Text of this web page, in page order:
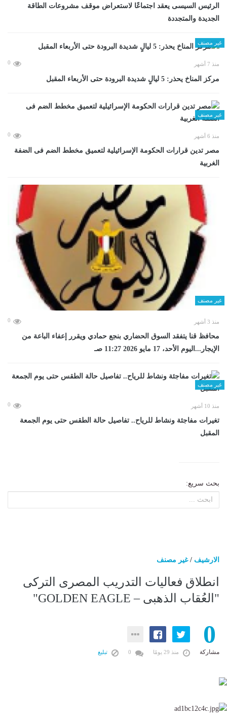
الرئيس السيسى يعقد اجتماعًا لاستعراض موقف مشروعات الطاقة
الجديدة والمتجددة
غير مصنف
منذ 7 أشهر 0
مركز المناخ يحذر: 5 ليالٍ شديدة البرودة حتى الأربعاء المقبل
غير مصنف
منذ 6 أشهر 0
مصر تدين قرارات الحكومة الإسرائيلية لتعميق مخطط الضم فى الضفة
الغربية
غير مصنف
منذ 3 أشهر 0
محافظ قنا يتفقد السوق الحضاري بنجع حمادي ويقرر إعفاء الباعة من
الإيجار...اليوم الأحد، 17 مايو 2026 11:27 صـ
غير مصنف
منذ 10 أشهر 0
تغيرات مفاجئة ونشاط للرياح.. تفاصيل حالة الطقس حتى يوم الجمعة
المقبل
بحث سريع:
الارشيف /غير مصنف
انطلاق فعاليات التدريب المصرى التركى
"العُقاب الذهبى – GOLDEN EAGLE"
0
مشاركة منذ 29 يومًا تبليغ